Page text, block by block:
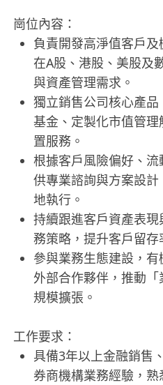
崗位內容：
負責開發高淨值客戶
在A股、港股、美股及
與資產管理需求。
獨立銷售公司核心產
基金、定製化市值管
置服務。
根據客戶風險偏好、
供專業諮詢與方案設
地執行。
持續跟進客戶資產表
務策略，提升客戶留存
參與業務生態建設，
外部合作夥伴，推動
規模擴張。
工作要求：
具備3年以上金融銷售
券商機構業務經驗，